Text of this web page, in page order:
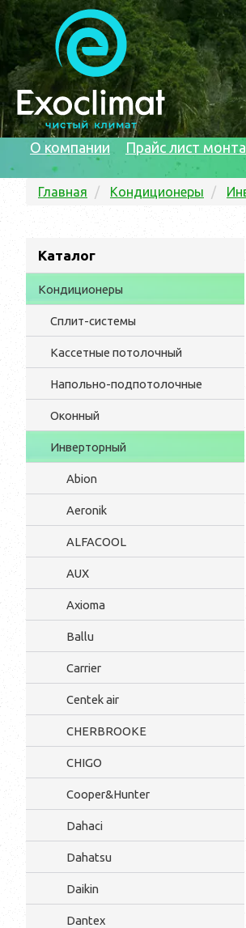
О компании Прайс лист
Главная Кондиционеры
Каталог
Кондиционеры
Сплит-системы
Кассетные потолочный
Напольно-подпотолочные
Оконный
Инверторный
Abion
Aeronik
ALFACOOL
AUX
Axioma
Ballu
Carrier
Centek air
CHERBROOKE
CHIGO
Cooper&Hunter
Dahaci
Dahatsu
Daikin
Dantex